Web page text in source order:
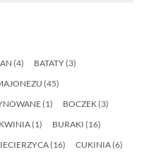
(4) BATATY(3)
(45)
(1) BOCZEK(3)
(1) BURAKI (16)
(16) CUKINIA(6)